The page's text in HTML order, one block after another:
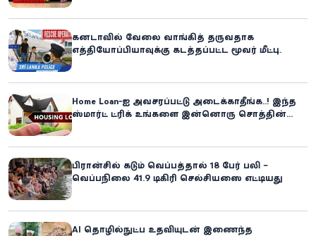
கனடாவில் வேலை வாங்கித் தருவதாக
எத்தியோப்பியாவுக்கு கடத்தப்பட்ட மூவர் மீட்பு:
Home Loan-ஐ அவசரப்பட்டு அடைக்காதீங்க..! இந்த
ஸ்மார்ட் ட்ரிக் உங்களை இன்னொரு சொத்தின்
பிரான்சில் கடும் வெப்பத்தால் 18 பேர் பலி –
வெப்பநிலை 41.9 டிகிரி செல்சியஸை எட்டியது
AI தொழில்நுட்ப உதவியுடன் இணைந்த